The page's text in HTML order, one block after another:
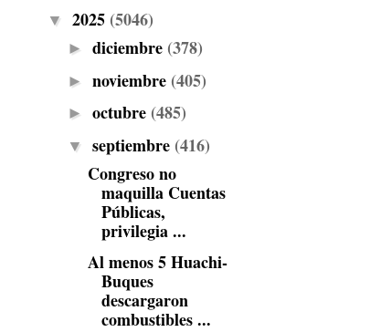
▼ 2025 (5046)
► diciembre (378)
► noviembre (405)
► octubre (485)
▼ septiembre (416)
Congreso no
maquilla Cuentas
Públicas,
privilegia ...
Al menos 5 Huachi-
Buques
descargaron
combustibles ...